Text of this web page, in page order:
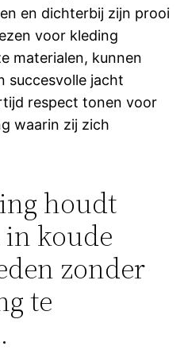
en dichterbij zijn prooi
voor kleding
materialen, kunnen
succesvolle jacht
respect tonen voor
waarin zij zich
houdt
koude
zonder
te